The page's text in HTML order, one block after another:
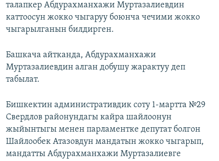
талапкер Абдурахманхажи Муртазалиевдин
каттоосун жокко чыгаруу боюнча чечими жокко
чыгарылганын билдирген.
Башкача айтканда, Абдурахманхажи
Муртазалиевдин алган добушу жарактуу деп
табылат.
Бишкектин административдик соту 1-мартта №29
Свердлов районундагы кайра шайлоонун
жыйынтыгы менен парламентке депутат болгон
Шайлообек Атазовдун мандатын жокко чыгарып,
мандатты Абдурахманхажи Муртазалиевге